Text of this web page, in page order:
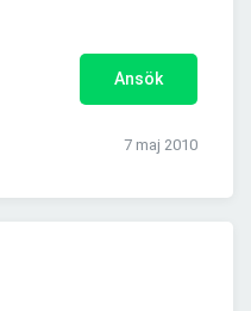
Ansök
7 maj 2010